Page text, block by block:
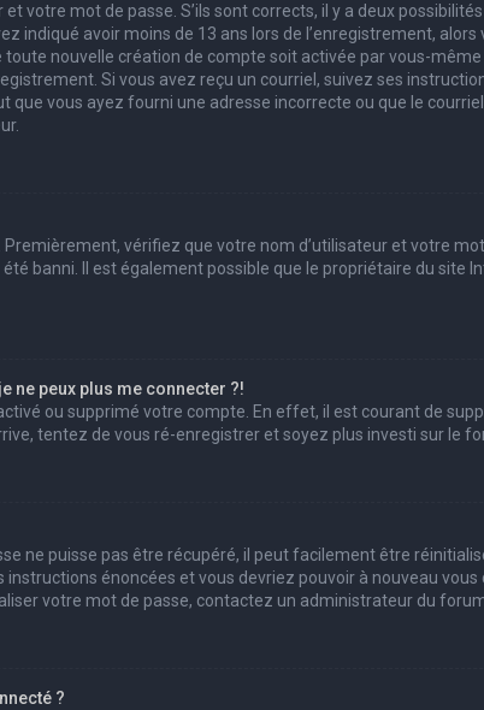
votre mot de passe. S’ils sont corrects, il y a deux possibilités
indiqué avoir moins de 13 ans lors de l’enregistrement,
nouvelle création de compte soit activée par vous-
Si vous avez reçu un courriel, suivez ses
que vous ayez fourni une adresse incorrecte ou que le
vérifiez que votre nom d’utilisateur et votre
banni. Il est également possible que le propriétaire du site
ne peux plus me connecter ?!
ou supprimé votre compte. En effet, il est courant de
tentez de vous ré-enregistrer et soyez plus investi sur le
ne puisse pas être récupéré, il peut facilement être
instructions énoncées et vous devriez pouvoir à nouveau vous
votre mot de passe, contactez un administrateur du
?